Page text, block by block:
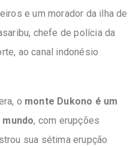
e um morador da ilha de
chefe de polícia da
ao canal indonésio
o monte Dukono é um
, com erupções
sua sétima erupção